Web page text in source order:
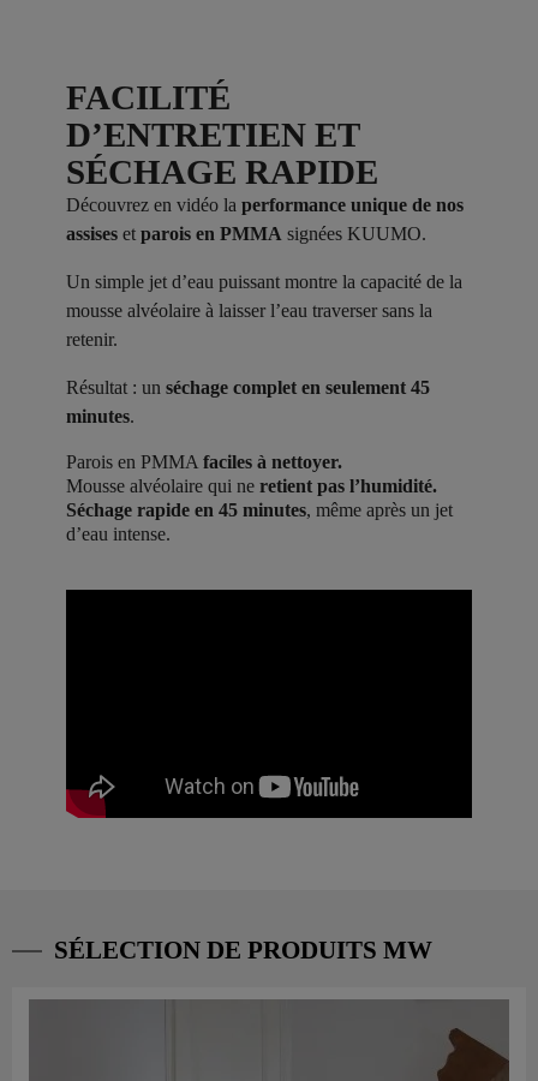
FACILITÉ
D’ENTRETIEN ET
SÉCHAGE RAPIDE
Découvrez en vidéo la performance unique de nos
assises et parois en PMMA signées KUUMO.
Un simple jet d’eau puissant montre la capacité de la
mousse alvéolaire à laisser l’eau traverser sans la
retenir.
Résultat : un séchage complet en seulement 45
minutes.
Parois en PMMA faciles à nettoyer.
Mousse alvéolaire qui ne retient pas l’humidité.
Séchage rapide en 45 minutes, même après un jet
d’eau intense.
SÉLECTION DE PRODUITS MW